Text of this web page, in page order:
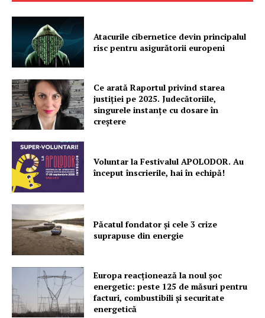
Un proiect
FREEDOM HOUSE ROMÂNIA
PRESShub
Despre noi / Echipa
Proiecte editoriale
Rețea
Contact
Atacurile cibernetice devin principalul
risc pentru asigurătorii europeni
Ce arată Raportul privind starea
justiției pe 2025. Judecătoriile,
singurele instanțe cu dosare în
creștere
Voluntar la Festivalul APOLODOR. Au
început înscrierile, hai în echipă!
Păcatul fondator și cele 3 crize
suprapuse din energie
Europa reacționează la noul șoc
energetic: peste 125 de măsuri pentru
facturi, combustibili și securitate
energetică